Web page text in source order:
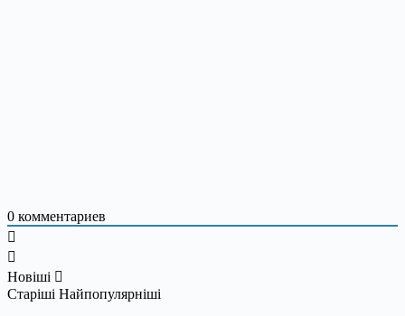
0 комментариев
Новіші
Старіші Найпопулярніші